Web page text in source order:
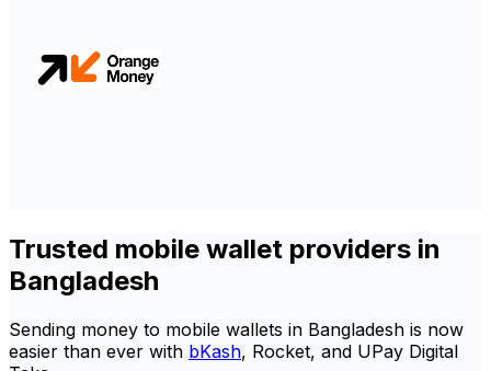
Trusted mobile wallet providers in
Bangladesh
Sending money to mobile wallets in Bangladesh is now
easier than ever with bKash, Rocket, and UPay Digital